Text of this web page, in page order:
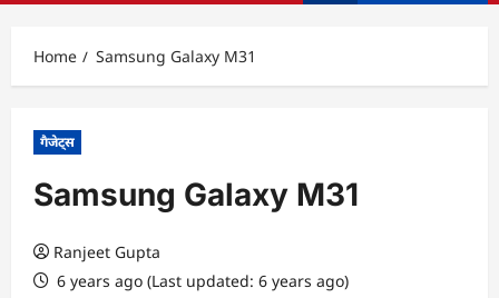
Home Samsung Galaxy M31
गैजेट्स
Samsung Galaxy M31
Ranjeet Gupta
6 years ago (Last updated: 6 years ago)